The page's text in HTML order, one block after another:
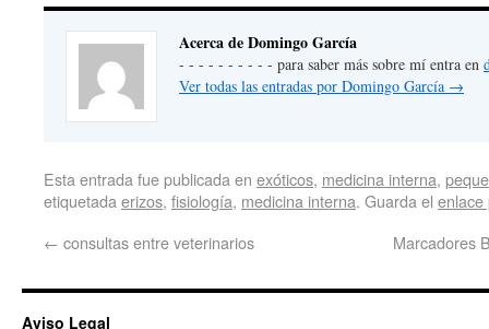
Acerca de Domingo García
- - - - - - - - - - para saber más sobre mí entra en
Ver todas las entradas por Domingo García →
Esta entrada fue publicada en exóticos, medicina interna,
etiquetadaerizos, fisiología, medicina interna. Guarda el enlace
← consultas entre veterinarios Marcadores
Aviso Legal